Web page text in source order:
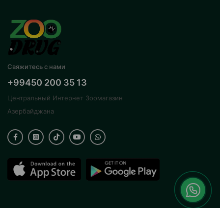
Свяжитесь с нами
+99450 200 35 13
Центральный Интернет Зоомагазин
Азербайджана